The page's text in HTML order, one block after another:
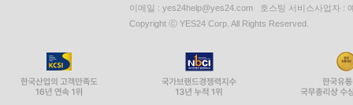
이메일 : yes24help@yes24.com 호스팅 서비스사업자 :
Copyright ⓒ YES24 Corp. All Rights Reserved.